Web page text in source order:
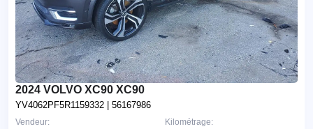
2024 VOLVO XC90 XC90
YV4062PF5R1159332 | 56167986
Kilométrage:
Vendeur: